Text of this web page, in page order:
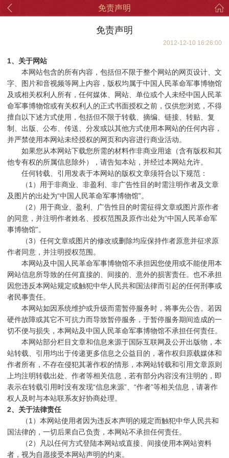
免责声明
免责声明
2012-12-10 16:26:00
1、关于网站
本网站包含的所有内容，包括但不限于整个网站的网页设计、文
字、图片和音视频等网上内容，版权均属于中国人民革命军事博物馆
及或相关权利人所有，任何媒体、网站、单位或个人未经中国人民革
命军事博物馆或有关权利人的正式书面授权之前，仅供您浏览，不得
擅自以下述方式使用，包括但不限于转载、摘编、链接、转贴、复
制、出版、公布、传送、分发或以其他方式使用本网站的任何内容，
并严禁使用本网站未经授权的网页和内容进行商业活动。
如果您从本网站下载您所需的材料作非商业用途（含有版权和其
他专有权的所属信息除外），请告知本站，并经过本网站允许。
任何转载、引用发表于本网站的版权文章须符合以下规范：
（1 ）用于非商业、非盈利、非广告性目的时需注明作者及文章
及图片的出处为“中国人民革命军事博物馆”。
（2）用于商业、盈利、广告性目的时需征得文章或图片原作者
的同意，并注明作者姓名、授权范围及原作出处为“中国人民革命军
事博物馆”。
（3）任何文章或图片的修改或删除均应保持作者原意并征求原
作者同意，并注明授权范围。
本网站及中国人民革命军事博物馆不承担因您使用或不能使用本
网站信息所导致的任何直接的、间接的、意外的损害责任。也不承担
因您违反本网站规定或触犯中华人民共和国法律而引起的任何刑事或
者民事责任。
本网站如因系统维护或升级而需暂停服务时，将事先公告。若因
硬件故障或其它不可抗力而导致暂停服务，于暂停服务期间造成的一
切不便与损失，本网站及中国人民革命军事博物馆不承担任何责任。
本网站部分栏目文章和信息来源于国际互联网及公开出版物，本
站转载、引用均出于传递更多信息之公益目的，著作权归原载媒体和
作者所有，不存在侵犯其著作权的情形，本网站转载和引用文章原则
上均注明转载出处、作者等相关信息，若有部分内容没有注明的，即
表示在转载引用时没有发现“信息来源”、“作者”等相关信息，请著作
权人及时与本站联系友好协商处理。
2、关于法律责任
（1 ）本网站使用者因为违反本声明的规定而触犯中华人民共和
国法律的，一切后果自己负责，本网站不承担任何责任。
（2）凡以任何方式登陆本网站或直接、间接使用本网站资料
者，视为自愿接受本网站声明的约束。